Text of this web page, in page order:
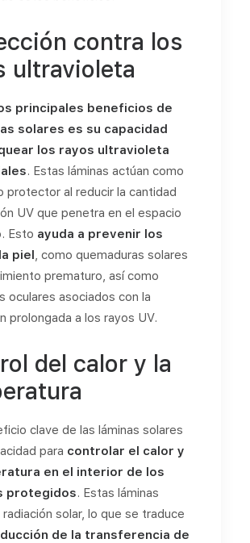
contra los
ultravioleta
principales beneficios de
solares es su capacidad
los rayos ultravioleta
. Estas láminas actúan como
protector al reducir la cantidad
UV que penetra en el espacio
Esto ayuda a prevenir los
piel, como quemaduras solares
prematuro, así como
oculares asociados con la
prolongada a los rayos UV.
del calor y la
clave de las láminas solares
para controlar el calor y
en el interior de los
protegidos. Estas láminas
solar, lo que se traduce
de la transferencia de